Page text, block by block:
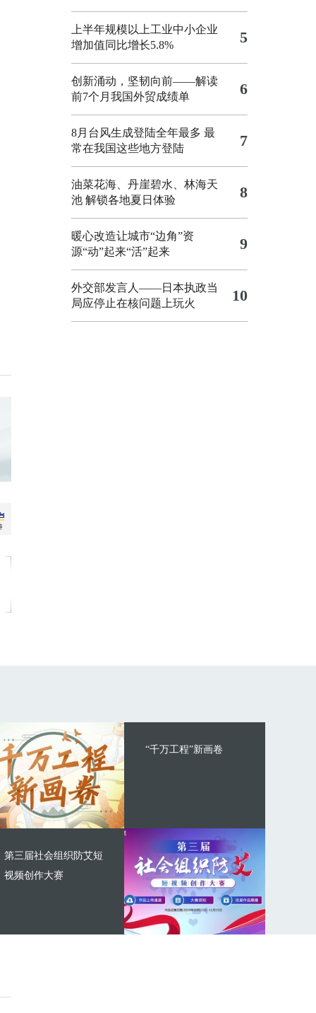
上半年规模以上工业中小企业
增加值同比增长5.8%
5
创新涌动，坚韧向前——解读
前7个月我国外贸成绩单
6
8月台风生成登陆全年最多 最
常在我国这些地方登陆
7
油菜花海、丹崖碧水、林海天
池 解锁各地夏日体验
8
暖心改造让城市“边角”资
源“动”起来“活”起来
9
外交部发言人——日本执政当
局应停止在核问题上玩火
10
“千万工程”新画卷
第三届社会组织防艾短
视频创作大赛